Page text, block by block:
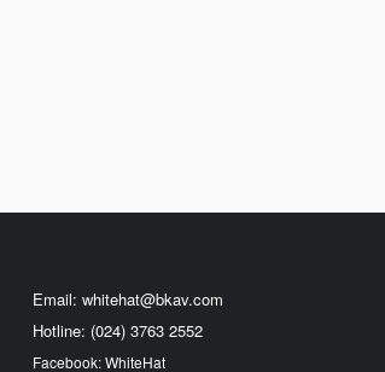
Email: whitehat@bkav.com
Hotline: (024) 3763 2552
Facebook: WhiteHat